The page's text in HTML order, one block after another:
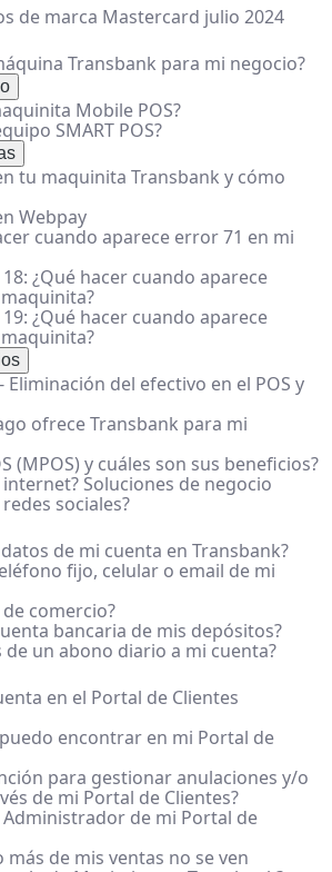
de marca Mastercard julio 2024
Transbank para mi negocio?
Mobile POS?
SMART POS?
tu maquinita Transbank y cómo
Webpay
cuando aparece error 71 en mi
18: ¿Qué hacer cuando aparece
19: ¿Qué hacer cuando aparece
Eliminación del efectivo en el POS y
ofrece Transbank para mi
(MPOS) y cuáles son sus beneficios?
Soluciones de negocio
sociales?
de mi cuenta en Transbank?
fijo, celular o email de mi
comercio?
bancaria de mis depósitos?
de un abono diario a mi cuenta?
en el Portal de Clientes
encontrar en mi Portal de
para gestionar anulaciones y/o
de mi Portal de Clientes?
de mi Portal de
más de mis ventas no se ven